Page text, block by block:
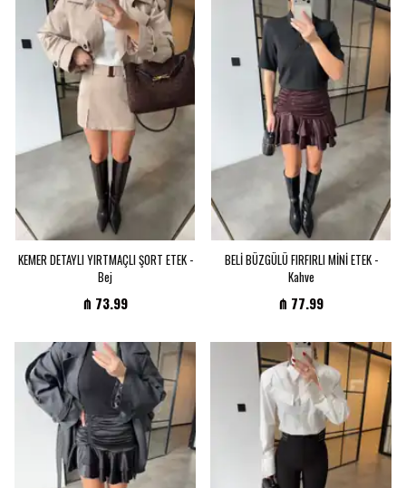
KEMER DETAYLI YIRTMAÇLI ŞORT ETEK -
Bej
₼ 73.99
BELİ BÜZGÜLÜ FIRFIRLI MİNİ ETEK -
Kahve
₼ 77.99